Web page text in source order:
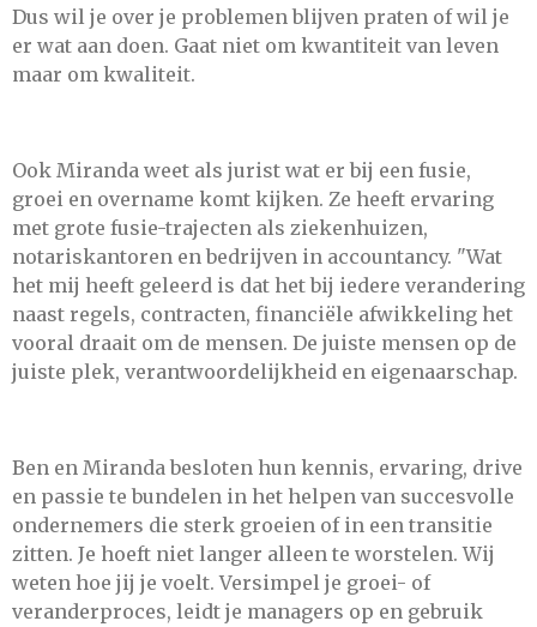
Dus wil je over je problemen blijven praten of wil je
er wat aan doen. Gaat niet om kwantiteit van leven
maar om kwaliteit.
Ook Miranda weet als jurist wat er bij een fusie,
groei en overname komt kijken. Ze heeft ervaring
met grote fusie-trajecten als ziekenhuizen,
notariskantoren en bedrijven in accountancy. "Wat
het mij heeft geleerd is dat het bij iedere verandering
naast regels, contracten, financiële afwikkeling het
vooral draait om de mensen. De juiste mensen op de
juiste plek, verantwoordelijkheid en eigenaarschap.
Ben en Miranda besloten hun kennis, ervaring, drive
en passie te bundelen in het helpen van succesvolle
ondernemers die sterk groeien of in een transitie
zitten. Je hoeft niet langer alleen te worstelen. Wij
weten hoe jij je voelt. Versimpel je groei- of
veranderproces, leidt je managers op en gebruik